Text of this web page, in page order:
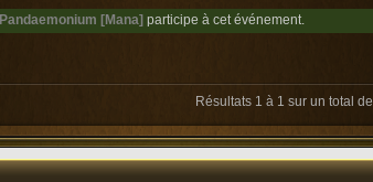
Pandaemonium [Mana] participe à cet événement.
Résultats 1 à 1 sur un total de